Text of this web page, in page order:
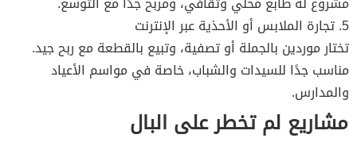
5. تجارة الملابس أو الأحذية عبر الإنترنت
تختار موردين بالجملة أو تصفية، وتبيع بالقطعة مع ربح جيد.
مناسب جدًا للسيدات والشباب، خاصة في مواسم الأعياد
والمدارس.
مشاريع لم تخطر على البال